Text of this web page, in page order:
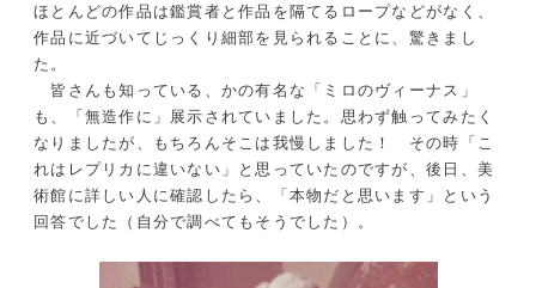
ほとんどの作品は鑑賞者と作品を隔てるロープなどがなく、
作品に近づいてじっくり細部を見られることに、驚きまし
た。
皆さんも知っている、かの有名な「ミロのヴィーナス」
も、「無造作に」展示されていました。思わず触ってみたく
なりましたが、もちろんそこは我慢しました！ その時「こ
れはレプリカに違いない」と思っていたのですが、後日、美
術館に詳しい人に確認したら、「本物だと思います」という
回答でした（自分で調べてもそうでした）。